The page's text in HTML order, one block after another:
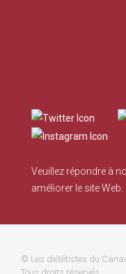
Veuillez répondre à
améliorer le site Web.
© Les diététistes du
Tous droits réservés